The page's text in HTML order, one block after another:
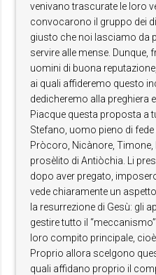
venivano trascurate le loro
convocarono il gruppo dei
giusto che noi lasciamo da
servire alle mense. Dunque,
uomini di buona
ai quali affideremo questo
dedicheremo alla preghiera
Piacque questa proposta a
Stefano, uomo pieno di fede
Pròcoro, Nicànore, Timone,
prosèlito di Antiòchia. Li
dopo aver pregato,
vede chiaramente un
la resurrezione di Gesù: gli
gestire tutto il
loro compito principale, cioè
Proprio allora scelgono
quali affidano proprio il